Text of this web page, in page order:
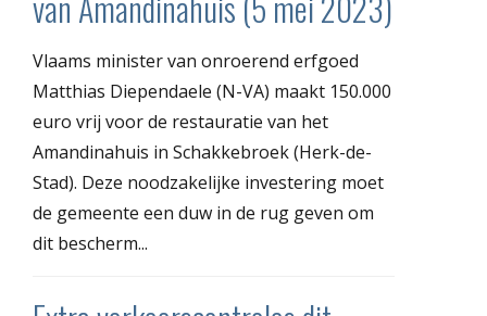
Vlaams minister van onroerend erfgoed
Matthias Diependaele (N-VA) maakt 150.000
euro vrij voor de restauratie van het
Amandinahuis in Schakkebroek (Herk-de-
Stad). Deze noodzakelijke investering moet
de gemeente een duw in de rug geven om
dit bescherm...